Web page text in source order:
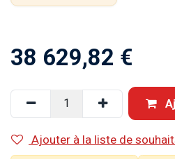
38 629,82 €
Ajouter à la liste de